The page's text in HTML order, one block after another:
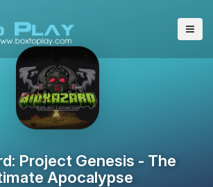
Project Genesis - The
Apocalypse